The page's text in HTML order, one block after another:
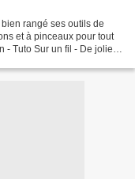
rangé ses outils de
et à pinceaux pour tout
Tuto Sur un fil - De jolies